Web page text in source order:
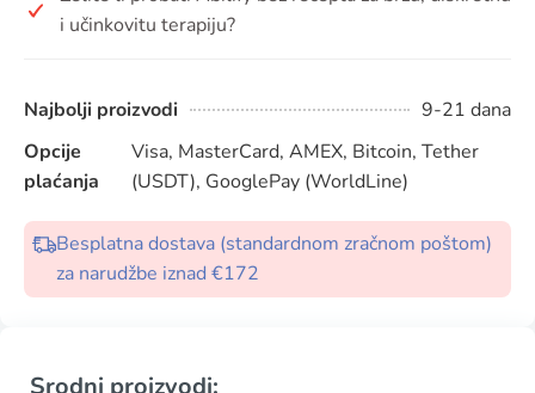
i učinkovitu terapiju?
Najbolji proizvodi
9-21 dana
Opcije
plaćanja
Visa, MasterCard, AMEX, Bitcoin, Tether
(USDT), GooglePay (WorldLine)
Besplatna dostava (standardnom zračnom poštom)
za narudžbe iznad €172
Srodni proizvodi: